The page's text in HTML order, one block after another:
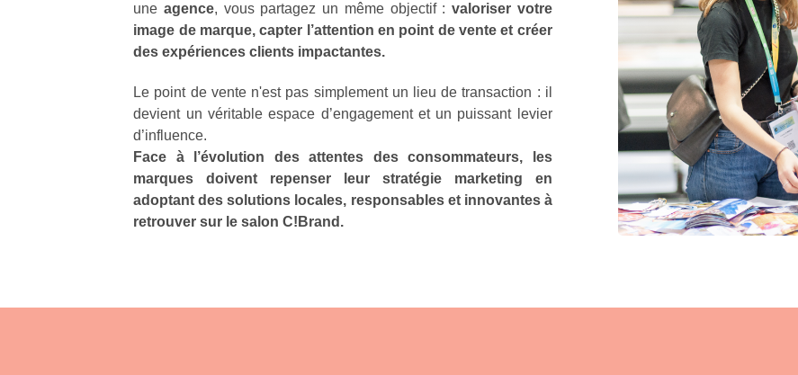
une agence, vous partagez un même objectif :valoriser votre
image de marque, capter l’attention en point de vente et créer
des expériences clients impactantes.
Le point de vente n'est pas simplement un lieu de transaction : il
devient un véritable espace d’engagement et un puissant levier
d’influence.
Face à l’évolution des attentes des consommateurs, les
marques doivent repenser leur stratégie marketing en
adoptant des solutions locales, responsables et innovantes à
retrouver sur le salon C!Brand.